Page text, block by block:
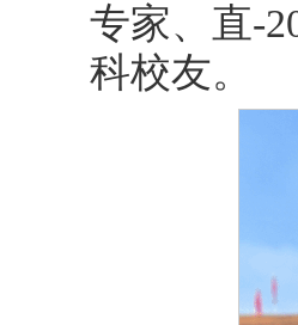
专家、直-
科校友。